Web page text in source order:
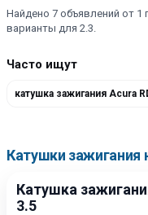
Найдено 7 объявлений от 1
варианты для 2.3.
Часто ищут
катушка зажигания Acura
Катушки зажигания
Катушка
3.5